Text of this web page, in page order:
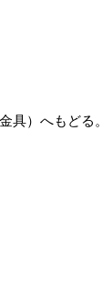
具）へもどる。